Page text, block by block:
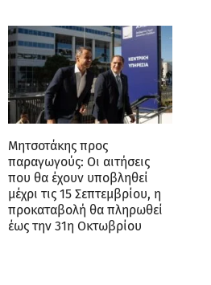
Μητσοτάκης προς
παραγωγούς: Οι αιτήσεις
που θα έχουν υποβληθεί
μέχρι τις 15 Σεπτεμβρίου, η
προκαταβολή θα πληρωθεί
έως την 31η Οκτωβρίου